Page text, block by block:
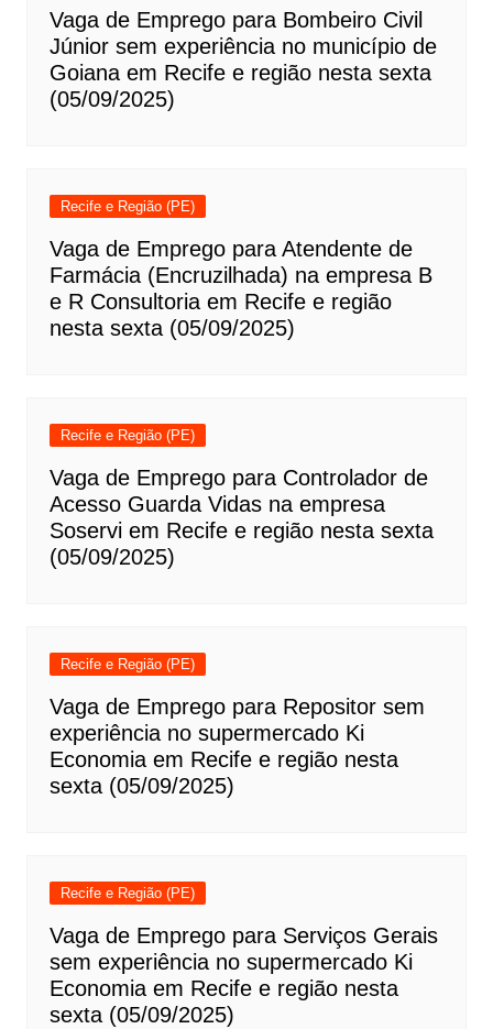
Vaga de Emprego para Bombeiro Civil
Júnior sem experiência no município de
Goiana em Recife e região nesta sexta
(05/09/2025)
Recife e Região (PE)
Vaga de Emprego para Atendente de
Farmácia (Encruzilhada) na empresa B
e R Consultoria em Recife e região
nesta sexta (05/09/2025)
Recife e Região (PE)
Vaga de Emprego para Controlador de
Acesso Guarda Vidas na empresa
Soservi em Recife e região nesta sexta
(05/09/2025)
Recife e Região (PE)
Vaga de Emprego para Repositor sem
experiência no supermercado Ki
Economia em Recife e região nesta
sexta (05/09/2025)
Recife e Região (PE)
Vaga de Emprego para Serviços Gerais
sem experiência no supermercado Ki
Economia em Recife e região nesta
sexta (05/09/2025)